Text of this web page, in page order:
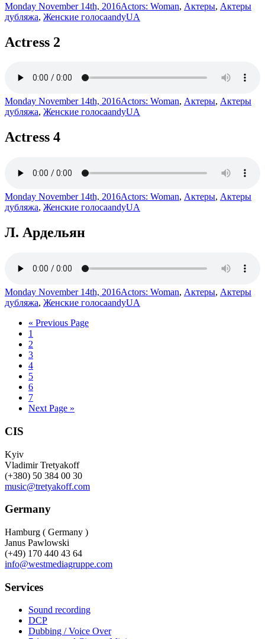
Monday November 14th, 2016Actors: Woman, Актеры, Актеры
дубляжа, Женские голосаandyUA
Actress 2
Monday November 14th, 2016Actors: Woman, Актеры, Актеры
дубляжа, Женские голосаandyUA
Actress 4
Monday November 14th, 2016Actors: Woman, Актеры, Актеры
дубляжа, Женские голосаandyUA
Л. Ардельян
Monday November 14th, 2016Actors: Woman, Актеры, Актеры
дубляжа, Женские голосаandyUA
« Previous Page
1
2
3
4
5
6
7
Next Page »
CIS
Kyiv
Vladimir Tretyakoff
(+380) 50 384 00 30
music@tretyakoff.com
Germany
Hamburg ( Germany )
Janus Pawlowski
(+49) 170 440 43 64
info@westmediagruppe.com
Services
Sound recording
DCP
Dubbing / Voice Over